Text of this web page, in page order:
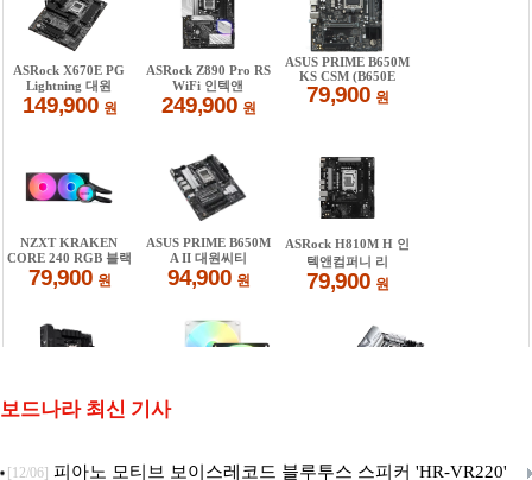
보드나라 최신 기사
[12/06] 피아노 모티브 보이스레코드 블루투스 스피커 'HR-VR220'